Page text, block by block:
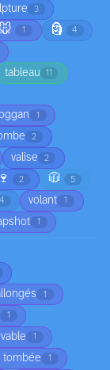
3
🐭 1 🗿 4
tableau 11
1
2
valise 2
🍷 2 🧥 5
4 volant 1
1
1
1
1
tombée 1